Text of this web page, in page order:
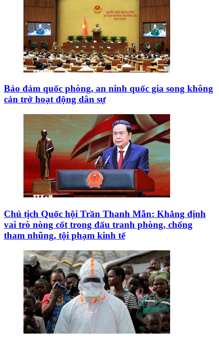
Bảo đảm quốc phòng, an ninh quốc gia song không
cản trở hoạt động dân sự
Chủ tịch Quốc hội Trần Thanh Mẫn: Khẳng định
vai trò nòng cốt trong đấu tranh phòng, chống
tham nhũng, tội phạm kinh tế